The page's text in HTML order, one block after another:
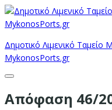
Δημοτικό Λιμενικό
MykonosPorts.gr
Απόφαση 46/